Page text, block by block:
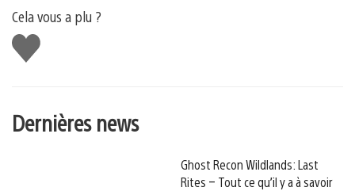
Cela vous a plu ?
J'aime
Dernières news
Ghost Recon Wildlands: Last
Rites – Tout ce qu’il y a à savoir